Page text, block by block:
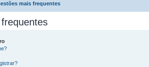
mais frequentes